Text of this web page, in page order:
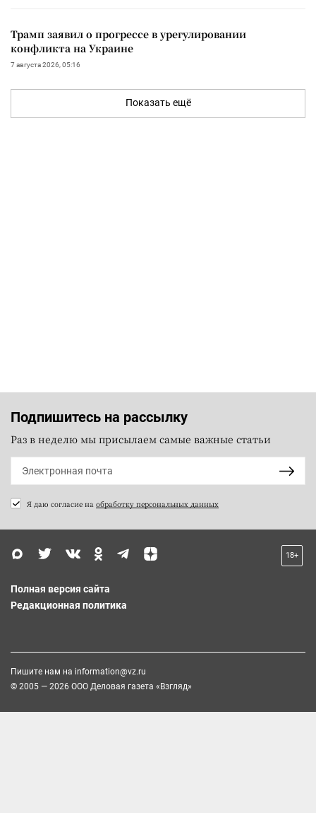
Трамп заявил о прогрессе в урегулировании
конфликта на Украине
7 августа 2026, 05:16
Показать ещё
Подпишитесь на рассылку
Раз в неделю мы присылаем самые важные статьи
Я даю согласие на обработку персональных данных
18+
Полная версия сайта
Редакционная политика
Пишите нам на information@vz.ru
© 2005 — 2026 ООО Деловая газета «Взгляд»